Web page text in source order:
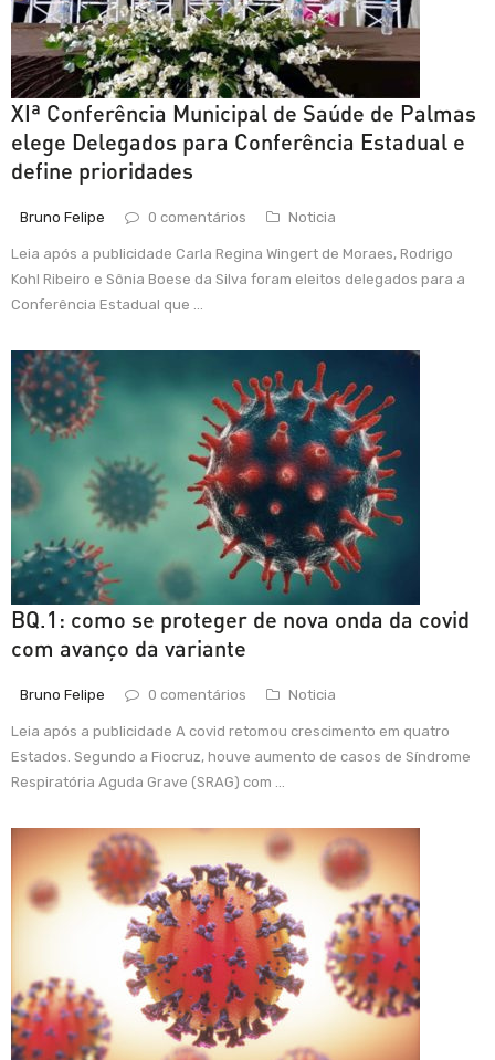
XIª Conferência Municipal de Saúde de Palmas
elege Delegados para Conferência Estadual e
define prioridades
Bruno Felipe 0 comentários Noticia
Leia após a publicidade Carla Regina Wingert de Moraes, Rodrigo
Kohl Ribeiro e Sônia Boese da Silva foram eleitos delegados para a
Conferência Estadual que ...
BQ.1: como se proteger de nova onda da covid
com avanço da variante
Bruno Felipe 0 comentários Noticia
Leia após a publicidade A covid retomou crescimento em quatro
Estados. Segundo a Fiocruz, houve aumento de casos de Síndrome
Respiratória Aguda Grave (SRAG) com ...